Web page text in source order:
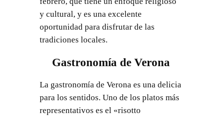
y cultural, y es una excelente
oportunidad para disfrutar de las
tradiciones locales.
Gastronomía de Verona
La gastronomía de Verona es una delicia
para los sentidos. Uno de los platos más
representativos es el «risotto